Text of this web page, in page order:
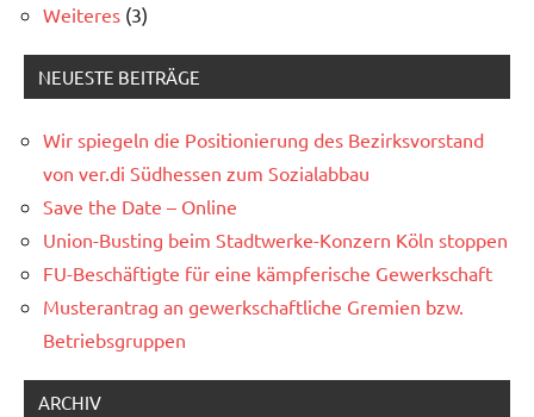
Weiteres (3)
NEUESTE BEITRÄGE
Wir spiegeln die Positionierung des Bezirksvorstand
von ver.di Südhessen zum Sozialabbau
Save the Date – Online
Union-Busting beim Stadtwerke-Konzern Köln stoppen
FU-Beschäftigte für eine kämpferische Gewerkschaft
Musterantrag an gewerkschaftliche Gremien bzw.
Betriebsgruppen
ARCHIV